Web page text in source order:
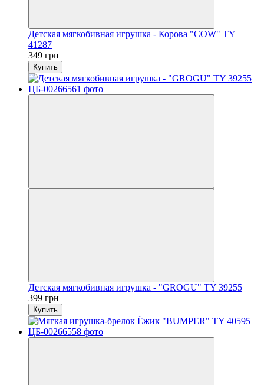
Детская мягкобивная игрушка - Корова "COW" TY
41287
349 грн
Купить
Детская мягкобивная игрушка - "GROGU" TY 39255
399 грн
Купить